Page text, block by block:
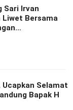
Sari Irvan
Liwet Bersama
Ucapkan Selamat
Bapak H